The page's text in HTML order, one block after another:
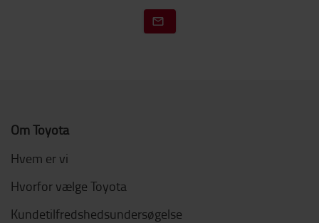
Om Toyota
Hvem er vi
Hvorfor vælge Toyota
Kundetilfredshedsundersøgelse